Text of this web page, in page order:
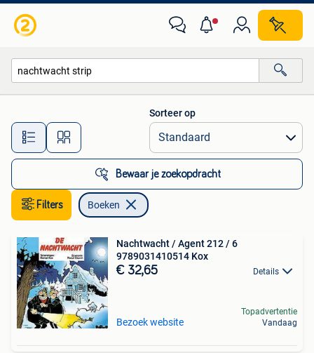
Alle afstanden…
Sorteer op
Bewaar je zoekopdracht
Filters Boeken
Nachtwacht / Agent 212 / 6
9789031410514 Kox
€ 32,65 Details
Bezoek website
Topadvertentie
Vandaag